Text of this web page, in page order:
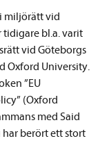
miljörätt vid
tidigare bl.a. varit
vid Göteborgs
Oxford University.
”EU
(Oxford
med Said
har berört ett stort